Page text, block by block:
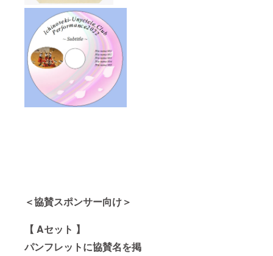
＜協賛スポンサー向け＞
【 Aセット 】
パンフレットに協賛名を掲